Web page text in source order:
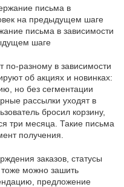
письма в зависимости
шаге
по-разному в зависимости
об акциях и новинках:
но без сегментации
рассылки уходят в
бросил корзину,
три месяца. Такие письма
получения.
заказов, статусы
можно зашить
предложение